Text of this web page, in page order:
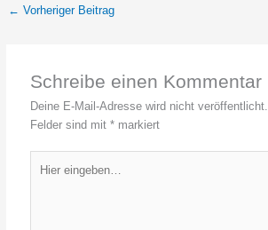
← Vorheriger Beitrag
Schreibe einen Kommentar
Deine E-Mail-Adresse wird nicht veröffentlicht.
Felder sind mit* markiert
eingeben…